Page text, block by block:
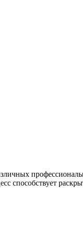
способствует